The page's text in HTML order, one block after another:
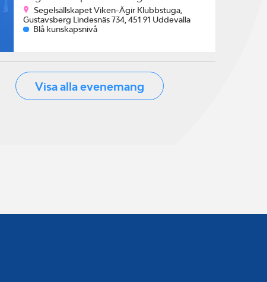
Segelsällskapet Viken-Ägir Klubbstuga,
Gustavsberg Lindesnäs 734, 451 91 Uddevalla
Blå kunskapsnivå
Visa alla evenemang